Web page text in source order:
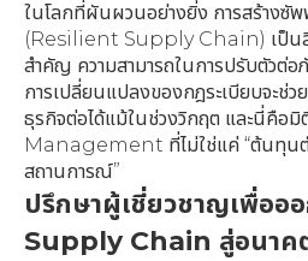
ในโลกที่ผันผวนอย่างยิ่ง การสร้างซั
(Resilient Supply Chain) เป็นสิ่
สำคัญ ความสามารถในการปรับตัวต่
การเปลี่ยนแปลงของกฎระเบียบจะช่ว
ธุรกิจต่อได้แม้ในช่วงวิกฤต และนี่คื
Management ที่ไม่ใช่แค่ “ต้นทุนต่
สถานการณ์”
ปรึกษาผู้เชี่ยวชาญเพื่ออ
Supply Chain สู่อนา